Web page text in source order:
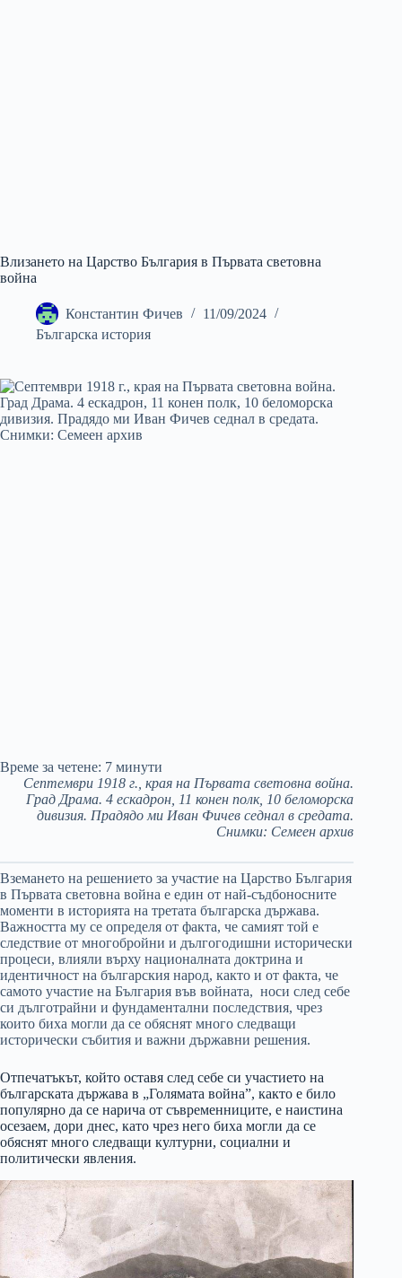
Влизането на Царство България в Първата световна
война
Константин Фичев
11/09/2024
Българска история
Време за четене: 7 минути
Септември 1918 г., края на Първата световна война.
Град Драма. 4 ескадрон, 11 конен полк, 10 беломорска
дивизия. Прадядо ми Иван Фичев седнал в средата.
Снимки: Семеен архив
Вземането на решението за участие на Царство България
в Първата световна война е един от най-съдбоносните
моменти в историята на третата българска държава.
Важността му се определя от факта, че самият той е
следствие от многобройни и дългогодишни исторически
процеси, влияли върху националната доктрина и
идентичност на българския народ, както и от факта, че
самото участие на България във войната, носи след себе
си дълготрайни и фундаментални последствия, чрез
които биха могли да се обяснят много следващи
исторически събития и важни държавни решения.
Отпечатъкът, който оставя след себе си участието на
българската държава в „Голямата война”, както е било
популярно да се нарича от съвременниците, е наистина
осезаем, дори днес, като чрез него биха могли да се
обяснят много следващи културни, социални и
политически явления.